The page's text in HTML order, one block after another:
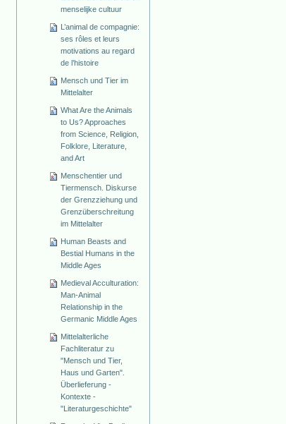
menselijke cultuur
L’animal de compagnie:
ses rôles et leurs
motivations au regard
de l’histoire
Mensch und Tier im
Mittelalter
What Are the Animals
to Us? Approaches
from Science, Religion,
Folklore, Literature,
and Art
Menschentier und
Tiermensch. Diskurse
der Grenzziehung und
Grenzüberschreitung
im Mittelalter
Human Beasts and
Bestial Humans in the
Middle Ages
Medieval Acculturation:
Man-Animal
Relationship in the
Germanic Middle Ages
Mittelalterliche
Fachliteratur zu
"Mensch und Tier,
Haus und Garten".
Überlieferung -
Kontexte -
"Literaturgeschichte"